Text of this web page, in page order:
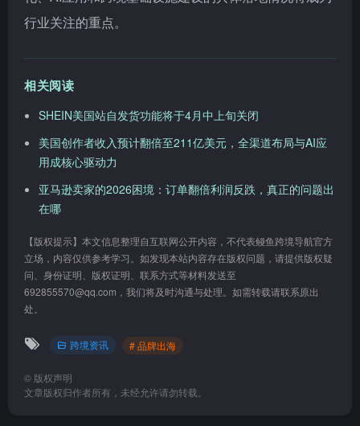
行业关注的重点。
相关阅读
SHEIN美国站自发货功能将于4月中上旬关闭
美国创作者收入预计翻倍至211亿美元，全渠道布局与AI应
用成核心驱动力
亚马逊卖家的2026困境：订单翻倍利润反跌，真正的问题出
在哪
【版权提示】本文信息整理自互联网公开内容，不代表鳗鱼跨境导航官方
立场，内容仅供参考学习。如发现本站内容存在版权问题，请提供版权疑
问、身份证明、版权证明、联系方式等材料发送至
692855570@qq.com，我们将及时沟通与处理。如需转载请联系原出
处。
跨境资讯 # 品牌出海
© 版权声明
文章版权归作者所有，未经允许请勿转载。